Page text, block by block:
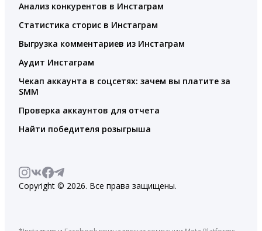
Анализ конкурентов в Инстаграм
Статистика сторис в Инстаграм
Выгрузка комментариев из Инстаграм
Аудит Инстаграм
Чекап аккаунта в соцсетях: зачем вы платите за
SMM
Проверка аккаунтов для отчета
Найти победителя розыгрыша
Copyright © 2026. Все права защищены.